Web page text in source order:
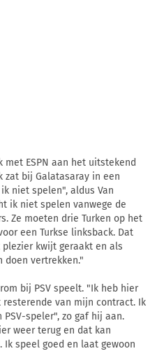
ESPN aan het uitstekend
zat bij Galatasaray in een
niet spelen", aldus Van
ik niet spelen vanwege de
Ze moeten drie Turken op het
een Turkse linksback. Dat
kwijt geraakt en als
doen vertrekken."
bij PSV speelt. "Ik heb hier
van mijn contract. Ik
speler", zo gaf hij aan.
weer terug en dat kan
speel goed en laat gewoon